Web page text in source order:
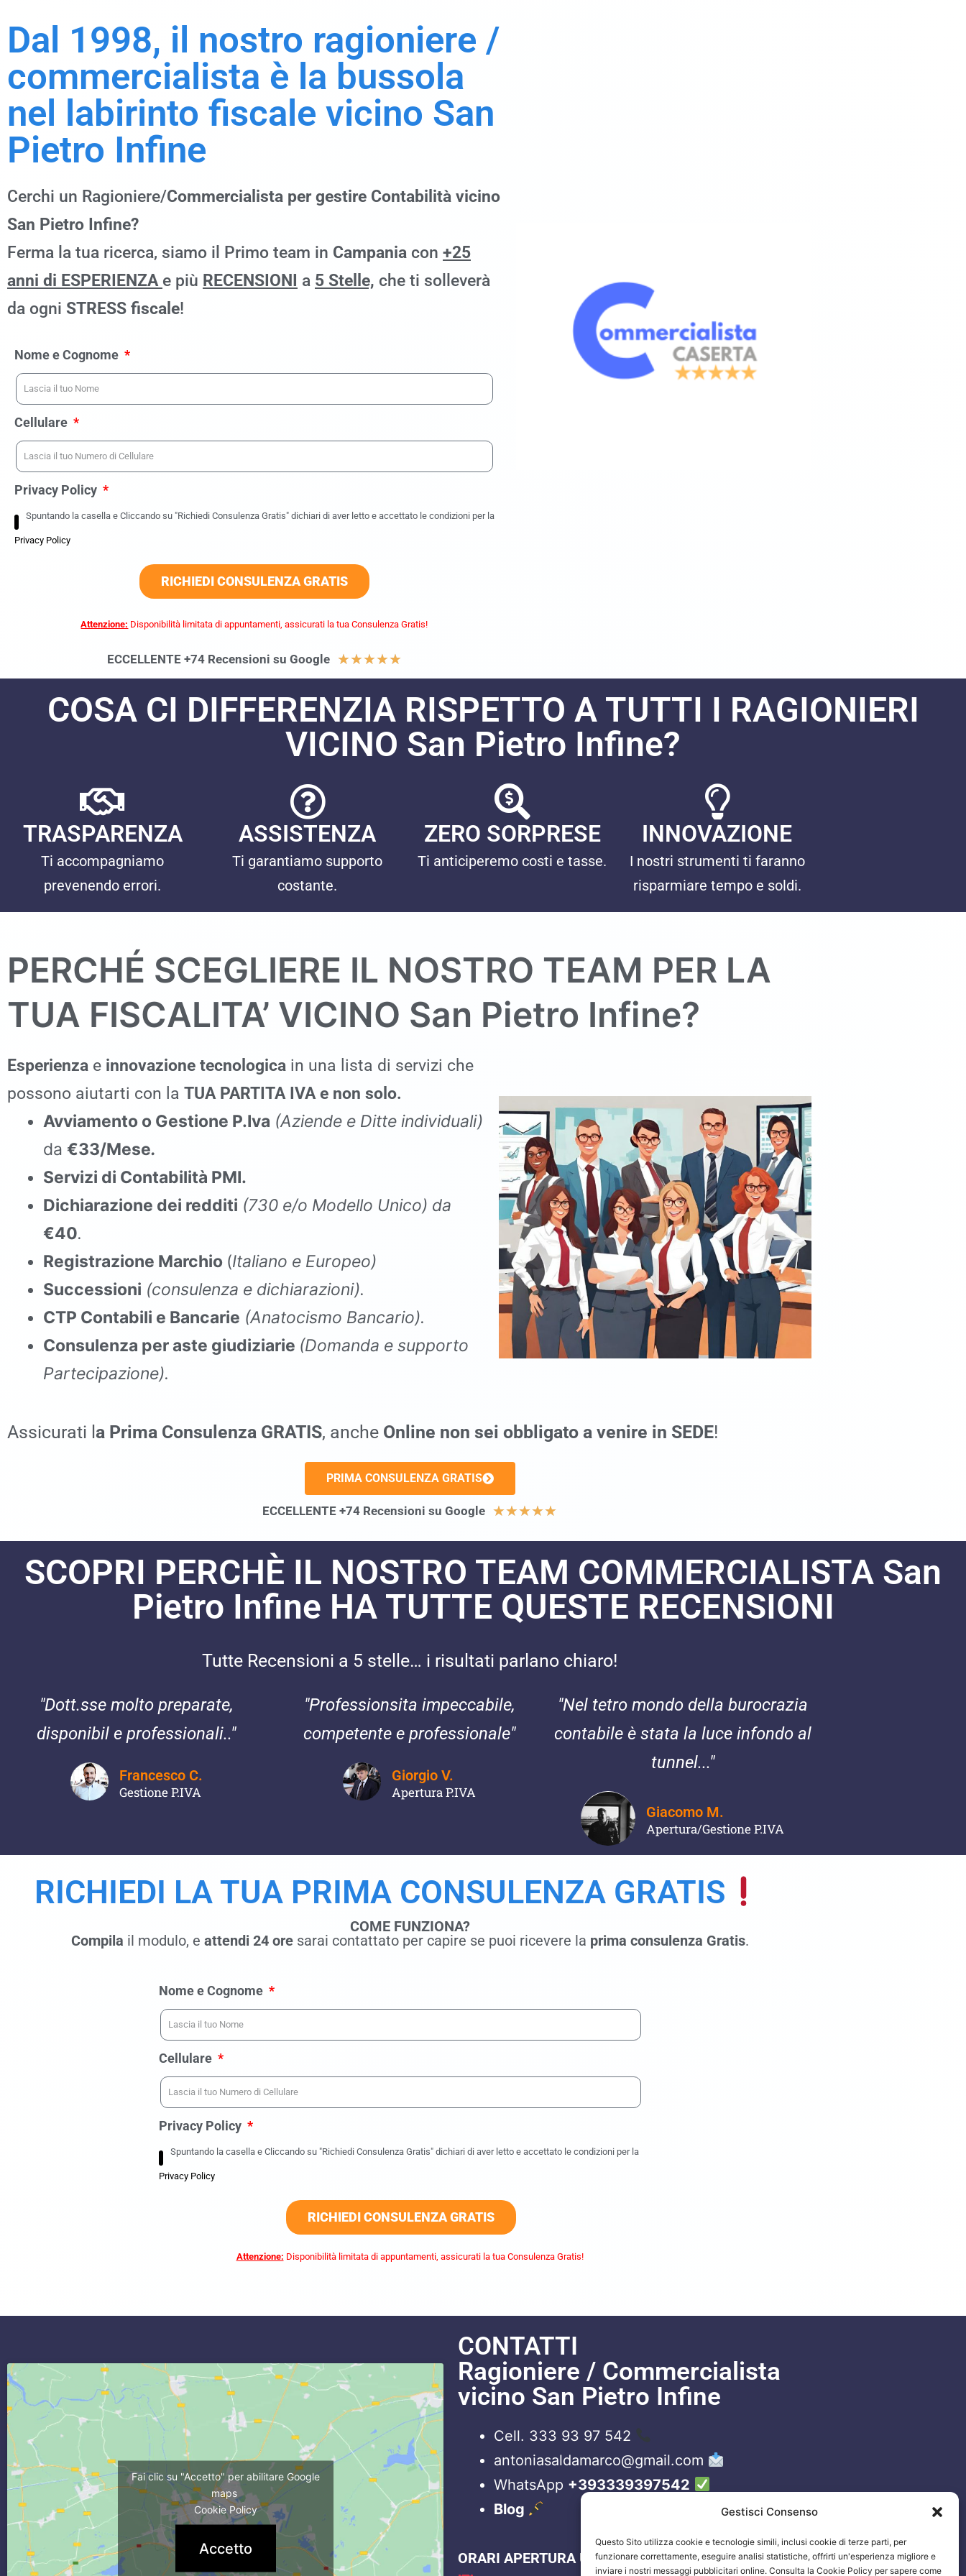
Gestisci Consenso
Questo Sito utilizza cookie e tecnologie simili, inclusi cookie di terze parti, per
funzionare correttamente, eseguire analisi statistiche, offrirti un'esperienza migliore e
inviare i nostri messaggi pubblicitari online. Consulta la Cookie Policy per sapere come
Dal 1998, il nostro ragioniere /
commercialista è la bussola
nel labirinto fiscale vicino San
Pietro Infine
Cerchi un Ragioniere/Commercialista per gestire Contabilità vicino
San Pietro Infine?
Ferma la tua ricerca, siamo il Primo team in Campania con +25
anni di ESPERIENZA e più RECENSIONI a 5 Stelle, che ti solleverà
da ogni STRESS fiscale!
Nome e Cognome
Cellulare
Privacy Policy
Spuntando la casella e Cliccando su "Richiedi Consulenza Gratis" dichiari di aver letto e accettato le condizioni per la
Privacy Policy
RICHIEDI CONSULENZA GRATIS
Attenzione: Disponibilità limitata di appuntamenti, assicurati la tua Consulenza Gratis!
ECCELLENTE +74 Recensioni su Google ★★★★★
COSA CI DIFFERENZIA RISPETTO A TUTTI I RAGIONIERI
VICINO San Pietro Infine?
TRASPARENZA
Ti accompagniamo
prevenendo errori.
ASSISTENZA
Ti garantiamo supporto
costante.
ZERO SORPRESE
Ti anticiperemo costi e tasse.
INNOVAZIONE
I nostri strumenti ti faranno
risparmiare tempo e soldi.
PERCHÉ SCEGLIERE IL NOSTRO TEAM PER LA
TUA FISCALITA’ VICINO San Pietro Infine?
Esperienza e innovazione tecnologica in una lista di servizi che
possono aiutarti con la TUA PARTITA IVA e non solo.
Avviamento o Gestione P.Iva (Aziende e Ditte individuali)
da €33/Mese.
Servizi di Contabilità PMI.
Dichiarazione dei redditi (730 e/o Modello Unico) da
€40.
Registrazione Marchio (Italiano e Europeo)
Successioni (consulenza e dichiarazioni).
CTP Contabili e Bancarie (Anatocismo Bancario).
Consulenza per aste giudiziarie (Domanda e supporto
Partecipazione).
Assicurati l a Prima Consulenza GRATIS, anche Online non sei obbligato a venire in SEDE!
PRIMA CONSULENZA GRATIS
ECCELLENTE +74 Recensioni su Google ★★★★★
SCOPRI PERCHÈ IL NOSTRO TEAM COMMERCIALISTA San
Pietro Infine HA TUTTE QUESTE RECENSIONI​
Tutte Recensioni a 5 stelle… i risultati parlano chiaro!
"Dott.sse molto preparate,
disponibil e professionali.."
Francesco C.
Gestione P.IVA
"Professionsita impeccabile,
competente e professionale"
Giorgio V.
Apertura P.IVA
"Nel tetro mondo della burocrazia
contabile è stata la luce infondo al
tunnel..."
Giacomo M.
Apertura/Gestione P.IVA
RICHIEDI LA TUA PRIMA CONSULENZA GRATIS
COME FUNZIONA?
Compila il modulo, e attendi 24 ore sarai contattato per capire se puoi ricevere la prima consulenza Gratis.
Nome e Cognome
Cellulare
Privacy Policy
Spuntando la casella e Cliccando su "Richiedi Consulenza Gratis" dichiari di aver letto e accettato le condizioni per la
Privacy Policy
RICHIEDI CONSULENZA GRATIS
Attenzione: Disponibilità limitata di appuntamenti, assicurati la tua Consulenza Gratis!
Fai clic su "Accetto" per abilitare Google
maps
Cookie Policy
Accetto
CONTATTI
Ragioniere / Commercialista
vicino San Pietro Infine
Cell. 333 93 97 542
antoniasaldamarco@gmail.com
WhatsApp +393339397542
Blog
ORARI APERTURA UFFICI